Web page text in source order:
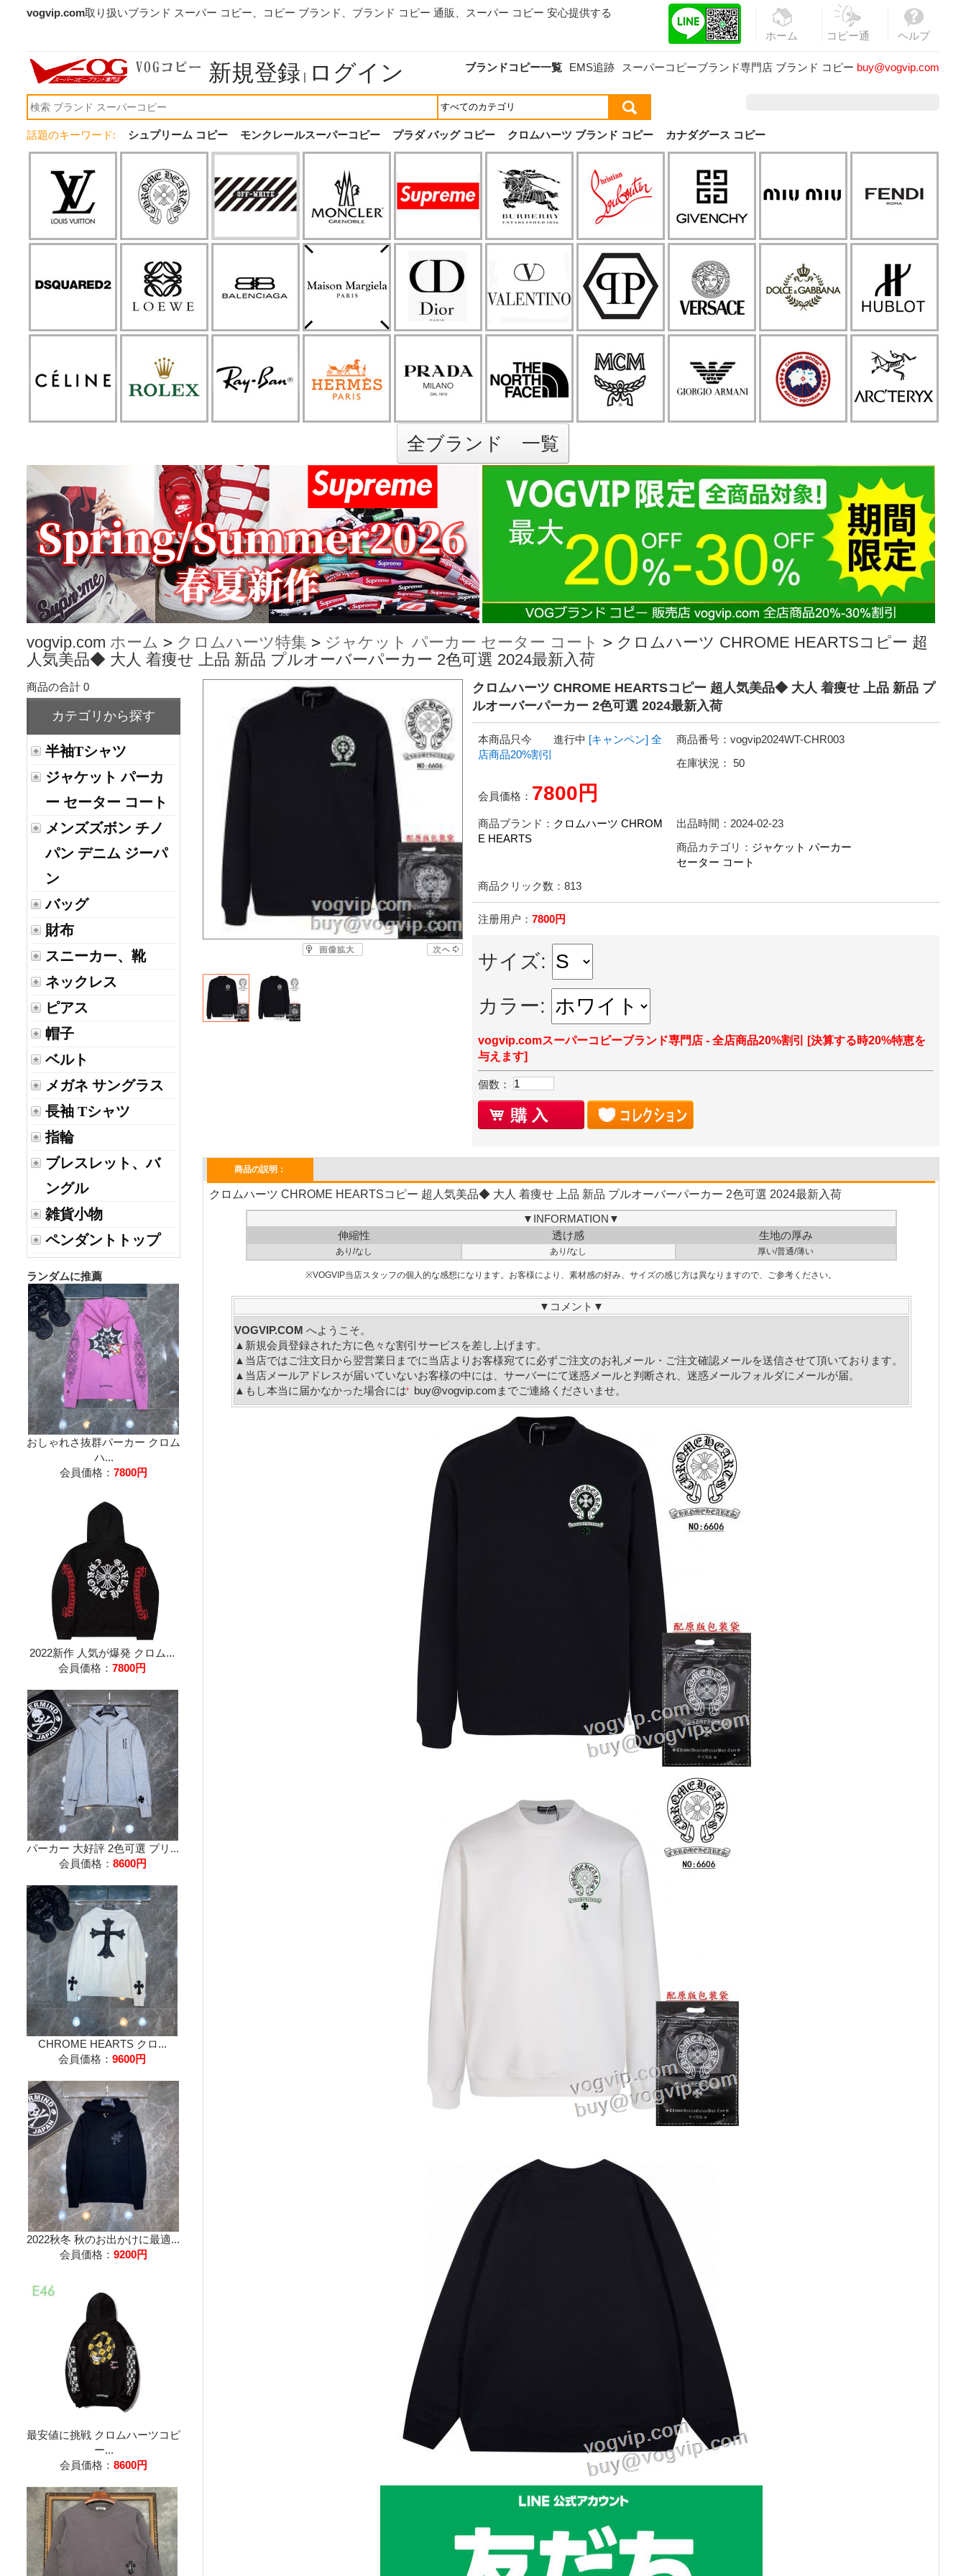
vogvip.com取り扱いブランド スーパー コピー、コピー ブランド、 ブランド コピー 通販
、スーパー コピー 安心提供する
ホーム
コピー通
ヘルプ
新規登録 | ログイン ブランドコピー一覧 EMS追跡 スーパーコピーブランド専門店 ブランド コピー buy@vogvip.com
話題のキーワード: シュプリーム コピー モンクレールスーパーコピー プラダ バッグ コピー クロムハーツ ブランド コピー カナダグース コピー
全ブランド 一覧
vogvip.com ホーム > クロムハーツ特集 > ジャケット パーカー セーター コート > クロムハーツ CHROME HEARTSコピー 超
人気美品◆ 大人 着痩せ 上品 新品 プルオーバーパーカー 2色可選 2024最新入荷
商品の合計 0
カテゴリから探す
半袖Tシャツ
ジャケット パーカ
ー セーター コート
メンズズボン チノ
パン デニム ジーパ
ン
バッグ
財布
スニーカー、靴
ネックレス
ピアス
帽子
ベルト
メガネ サングラス
長袖 Tシャツ
指輪
ブレスレット、バ
ングル
雑貨小物
ペンダントトップ
ランダムに推薦
おしゃれさ抜群パーカー クロム
ハ...
会員価格： 7800円
2022新作 人気が爆発 クロム...
会員価格： 7800円
パーカー 大好評 2色可選 プリ...
会員価格： 8600円
CHROME HEARTS クロ...
会員価格： 9600円
2022秋冬 秋のお出かけに最適...
会員価格： 9200円
最安値に挑戦 クロムハーツコピ
ー...
会員価格： 8600円
クロムハーツ CHROME HEARTSコピー 超人気美品◆ 大人 着痩せ 上品 新品 プ
ルオーバーパーカー 2色可選 2024最新入荷
本商品只今 進行中 [キャンペン] 全
店商品20%割引
商品番号： vogvip2024WT-CHR003
在庫状況： 50
会員価格： 7800円
商品ブランド： クロムハーツ CHROM
E HEARTS
出品時間： 2024-02-23
商品カテゴリ： ジャケット パーカー
セーター コート
商品クリック数： 813
注册用户： 7800円
サイズ:
カラー:
vogvip.comスーパーコピーブランド専門店 - 全店商品20%割引 [決算する時20%特恵を
与えます]
個数：
商品の説明：
クロムハーツ CHROME HEARTSコピー 超人気美品◆ 大人 着痩せ 上品 新品 プルオーバーパーカー 2色可選 2024最新入荷
▼INFORMATION▼
伸縮性
透け感 生地の厚み
あり/なし あり/なし 厚い/普通/薄い
※VOGVIP当店スタッフの個人的な感想になります。お客様により、素材感の好み、サイズの感じ方は異なりますので、ご参考ください。
▼ コメント ▼
VOGVIP.COM へようこそ。
▲新規会員登録された方に色々な割引サービスを差し上げます。
▲当店ではご注文日から翌営業日までに当店よりお客様宛てに必ずご注文のお礼メール・ご注文確認メールを送信させて頂いております。
▲当店メールアドレスが届いていないお客様の中には、サーバーにて迷惑メールと判断され、迷惑メールフォルダにメールが届。
▲もし本当に届かなかった場合には
buy@vogvip.com までご連絡くださいませ。